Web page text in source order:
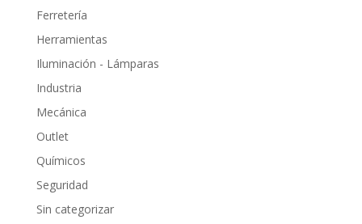
Ferretería
Herramientas
Iluminación - Lámparas
Industria
Mecánica
Outlet
Químicos
Seguridad
Sin categorizar